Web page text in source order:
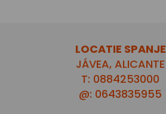
LOCATIE SPANJE
JÁVEA, ALICANTE
T: 0884253000
@: 0643835955